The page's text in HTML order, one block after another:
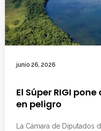
junio 26, 2026
El Súper RIGI
en peligro
La Cámara de Diputados